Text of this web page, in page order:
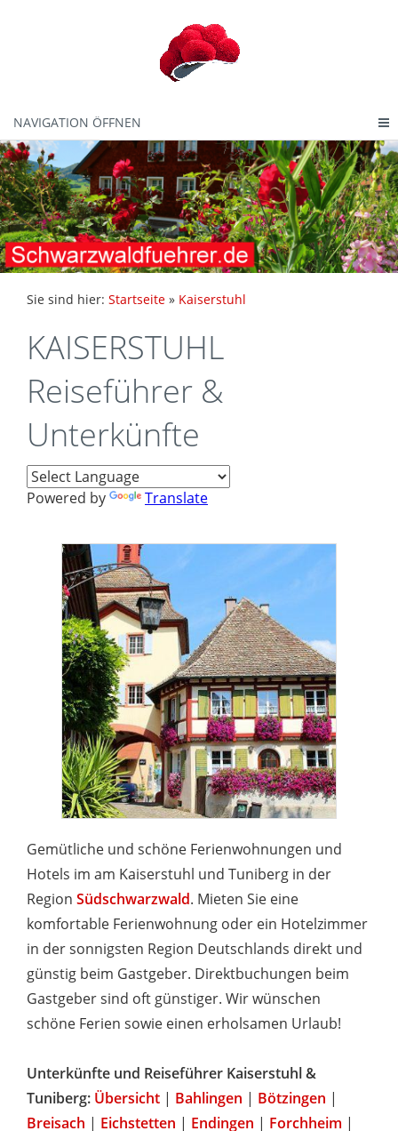
NAVIGATION ÖFFNEN
Sie sind hier: Startseite » Kaiserstuhl
KAISERSTUHL
Reiseführer &
Unterkünfte
Powered by Translate
Gemütliche und schöne Ferienwohnungen und
Hotels im am Kaiserstuhl und Tuniberg in der
Region Südschwarzwald. Mieten Sie eine
komfortable Ferienwohnung oder ein Hotelzimmer
in der sonnigsten Region Deutschlands direkt und
günstig beim Gastgeber. Direktbuchungen beim
Gastgeber sind oft günstiger. Wir wünschen
schöne Ferien sowie einen erholsamen Urlaub!
Unterkünfte und Reiseführer Kaiserstuhl &
Tuniberg: Übersicht | Bahlingen | Bötzingen |
Breisach | Eichstetten | Endingen | Forchheim |